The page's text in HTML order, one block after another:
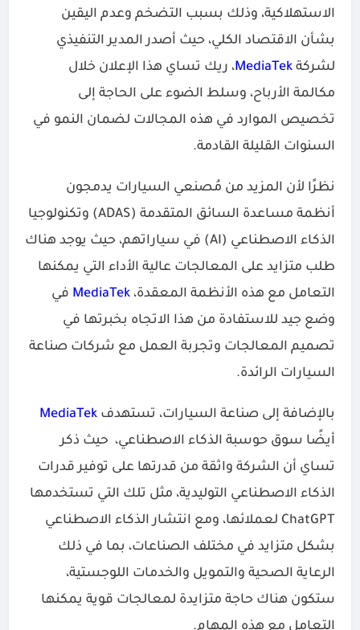
الاستهلاكية، وذلك بسبب التضخم وعدم اليقين
بشأن الاقتصاد الكلي، حيث أصدر المدير التنفيذي
لشركة MediaTek، ريك تساي هذا الإعلان خلال
مكالمة الأرباح، وسلط الضوء على الحاجة إلى
تخصيص الموارد في هذه المجالات لضمان النمو في
السنوات القليلة القادمة.
نظرًا لأن المزيد من مُصنعي السيارات يدمجون
أنظمة مساعدة السائق المتقدمة (ADAS) وتكنولوجيا
الذكاء الاصطناعي (AI) في سياراتهم، حيث يوجد هناك
طلب متزايد على المعالجات عالية الأداء التي يمكنها
التعامل مع هذه الأنظمة المعقدة، MediaTek في
وضع جيد للاستفادة من هذا الاتجاه بخبرتها في
تصميم المعالجات وتجربة العمل مع شركات صناعة
السيارات الرائدة.
بالإضافة إلى صناعة السيارات، تستهدف MediaTek
أيضًا سوق حوسبة الذكاء الاصطناعي، حيث ذكر
تساي أن الشركة واثقة من قدرتها على توفير قدرات
الذكاء الاصطناعي التوليدية، مثل تلك التي تستخدمها
ChatGPT لعملائها، ومع انتشار الذكاء الاصطناعي
بشكل متزايد في مختلف الصناعات، بما في ذلك
الرعاية الصحية والتمويل والخدمات اللوجستية،
ستكون هناك حاجة متزايدة لمعالجات قوية يمكنها
التعامل مع هذه المهام.